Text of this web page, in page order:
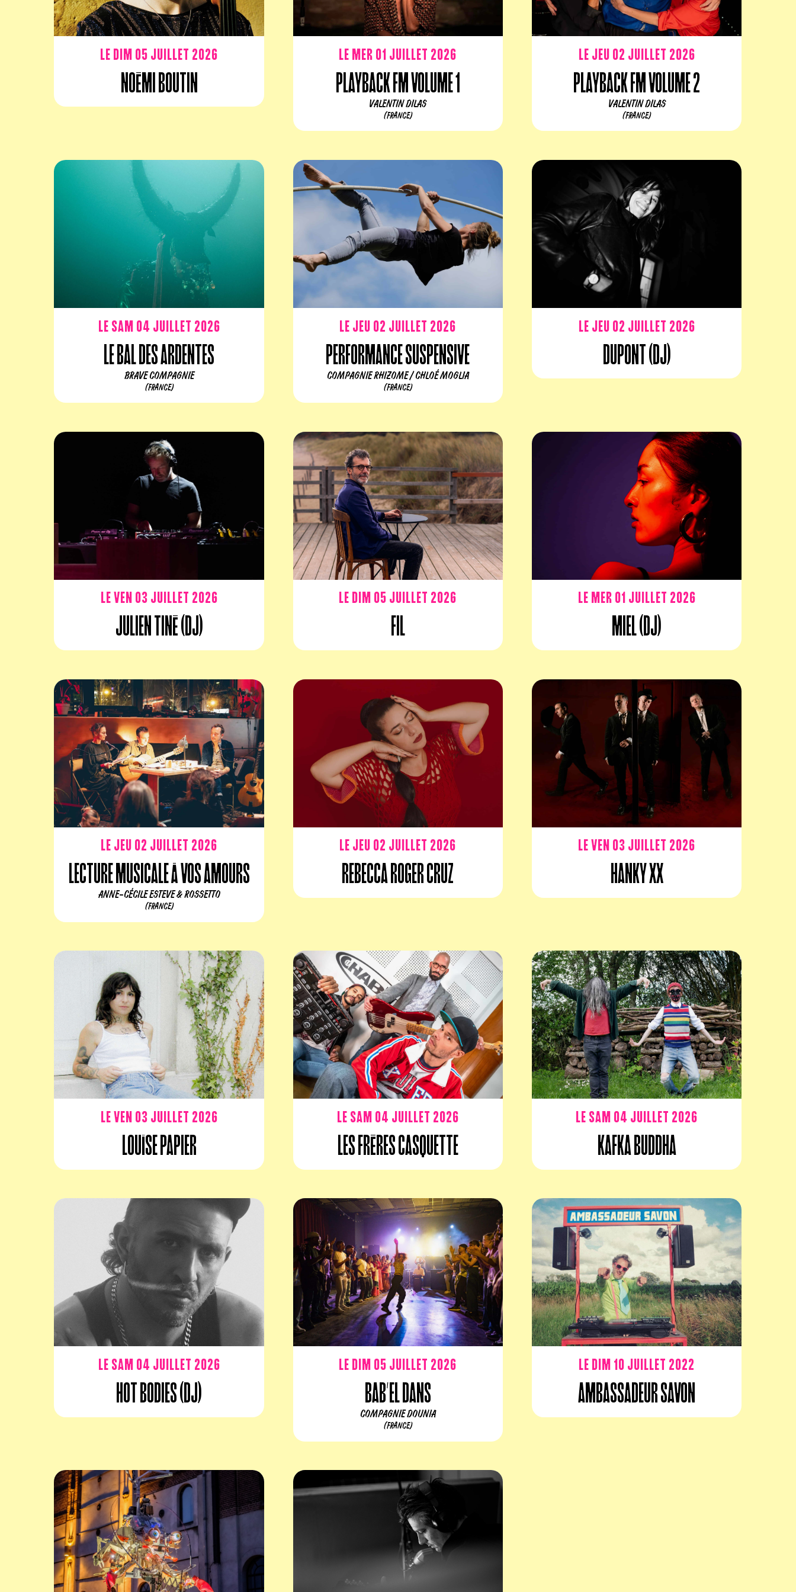
Le dim 05 juillet 2026
Noémi Boutin
Le mer 01 juillet 2026
Playback FM volume 1
VALENTIN DILAS
(FRANCE)
Le jeu 02 juillet 2026
Playback FM volume 2
VALENTIN DILAS
(FRANCE)
Le sam 04 juillet 2026
Le Bal des Ardentes
BRAVE COMPAGNIE
(FRANCE)
Le jeu 02 juillet 2026
Performance suspensive
COMPAGNIE RHIZOME / CHLOÉ MOGLIA
(FRANCE)
Le jeu 02 juillet 2026
Dupont (DJ)
Le ven 03 juillet 2026
Julien Tiné (DJ)
Le dim 05 juillet 2026
Fil
Le mer 01 juillet 2026
Miel (DJ)
Le jeu 02 juillet 2026
Lecture musicale À Vos Amours
ANNE-CÉCILE ESTEVE & ROSSETTO
(FRANCE)
Le jeu 02 juillet 2026
Rebecca Roger Cruz
Le ven 03 juillet 2026
Hanky XX
Le ven 03 juillet 2026
Louïse Papier
Le sam 04 juillet 2026
Les frères casquette
Le sam 04 juillet 2026
Kafka Buddha
Le sam 04 juillet 2026
Hot Bodies (DJ)
Le dim 05 juillet 2026
Bab’el Dans
COMPAGNIE DOUNIA
(FRANCE)
Le dim 10 juillet 2022
Ambassadeur Savon